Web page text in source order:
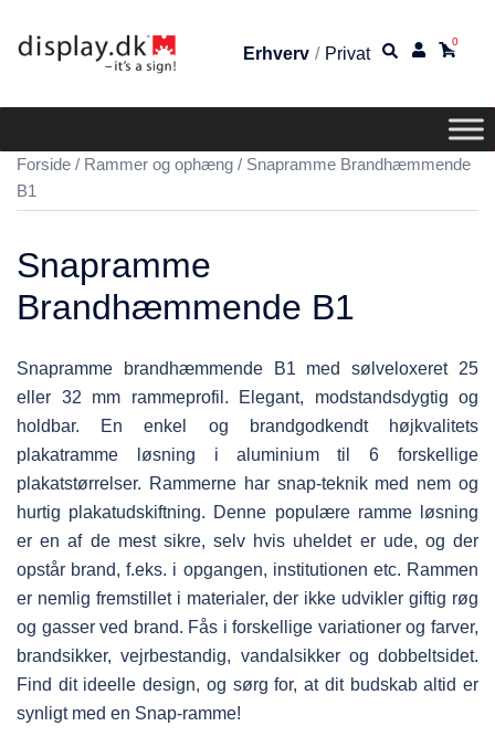
Erhverv / Privat
0
Forside / Rammer og ophæng / Snapramme Brandhæmmende
B1
Snapramme
Brandhæmmende B1
Snapramme brandhæmmende B1 med sølveloxeret 25
eller 32 mm rammeprofil. Elegant, modstandsdygtig og
holdbar. En enkel og brandgodkendt højkvalitets
plakatramme løsning i aluminium til 6 forskellige
plakatstørrelser. Rammerne har snap-teknik med nem og
hurtig plakatudskiftning. Denne populære ramme løsning
er en af de mest sikre, selv hvis uheldet er ude, og der
opstår brand, f.eks. i opgangen, institutionen etc. Rammen
er nemlig fremstillet i materialer, der ikke udvikler giftig røg
og gasser ved brand. Fås i forskellige variationer og farver,
brandsikker, vejrbestandig, vandalsikker og dobbeltsidet.
Find dit ideelle design, og sørg for, at dit budskab altid er
synligt med en Snap-ramme!